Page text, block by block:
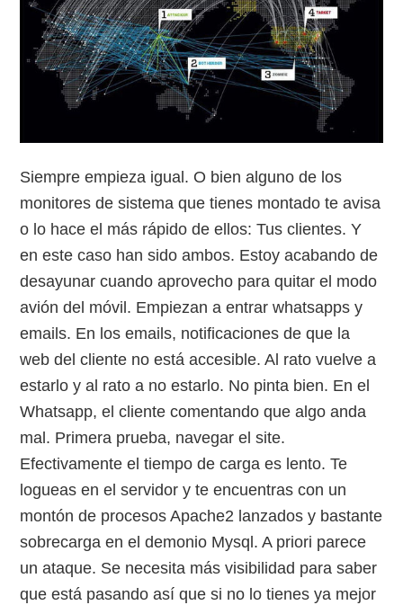
Siempre empieza igual. O bien alguno de los
monitores de sistema que tienes montado te avisa
o lo hace el más rápido de ellos: Tus clientes. Y
en este caso han sido ambos. Estoy acabando de
desayunar cuando aprovecho para quitar el modo
avión del móvil. Empiezan a entrar whatsapps y
emails. En los emails, notificaciones de que la
web del cliente no está accesible. Al rato vuelve a
estarlo y al rato a no estarlo. No pinta bien. En el
Whatsapp, el cliente comentando que algo anda
mal. Primera prueba, navegar el site.
Efectivamente el tiempo de carga es lento. Te
logueas en el servidor y te encuentras con un
montón de procesos Apache2 lanzados y bastante
sobrecarga en el demonio Mysql. A priori parece
un ataque. Se necesita más visibilidad para saber
que está pasando así que si no lo tienes ya mejor